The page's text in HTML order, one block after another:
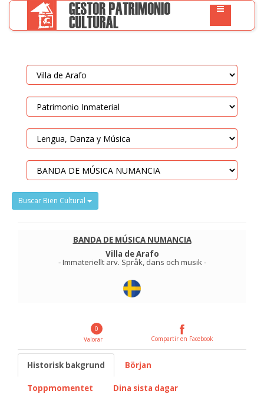
Buscar Bien Cultural
BANDA DE MÚSICA NUMANCIA
Villa de Arafo
-Immateriellt arv. Språk, dans och musik-
0
Valorar
Compartir en Facebook
Historisk bakgrund Början
Toppmomentet Dina sista dagar